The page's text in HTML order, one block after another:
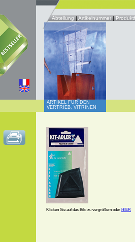
Abteilung|Artikelnummer|
ARTIKEL FÜR DEN
VERTRIEB, VITRINEN
Klicken Sie auf das Bild zu vergrößern oder HIER